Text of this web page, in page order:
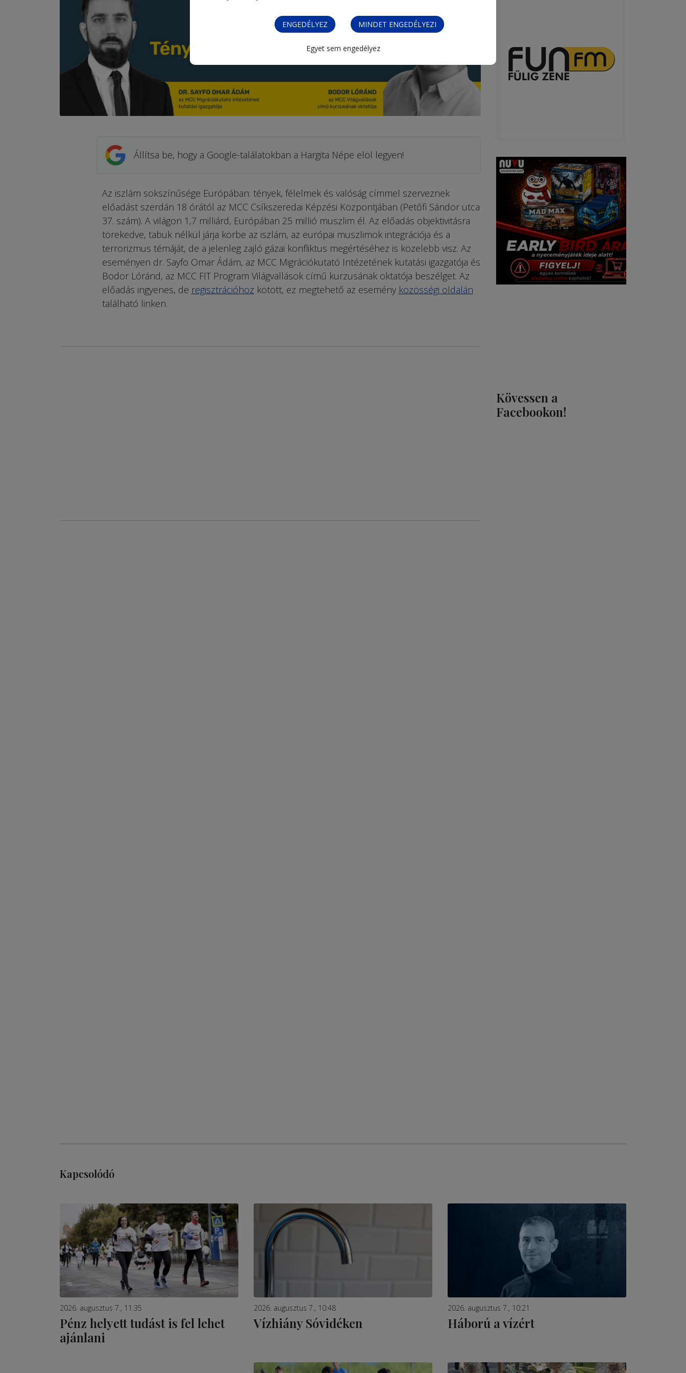
ENGEDÉLYEZ MINDET ENGEDÉLYEZI
Egyet sem engedélyez
Állítsa be, hogy a Google-találatokban a Hargita Népe elöl legyen!
Az iszlám sokszínűsége Európában: tények, félelmek és valóság címmel szerveznek
előadást szerdán 18 órától az MCC Csíkszeredai Képzési Központjában (Petőfi Sándor utca
37. szám). A világon 1,7 milliárd, Európában 25 millió muszlim él. Az előadás objektivitásra
törekedve, tabuk nélkül járja körbe az iszlám, az európai muszlimok integrációja és a
terrorizmus témáját, de a jelenleg zajló gázai konfliktus megértéséhez is közelebb visz. Az
eseményen dr. Sayfo Omar Ádám, az MCC Migrációkutató Intézetének kutatási igazgatója és
Bodor Lóránd, az MCC FIT Program Világvallások című kurzusának oktatója beszélget. Az
előadás ingyenes, de regisztrációhoz kötött, ez megtehető az esemény közösségi oldalán
található linken.
Kövessen a
Facebookon!
Kapcsolódó
2026. augusztus 7., 11:35
Pénz helyett tudást is fel lehet
ajánlani
2026. augusztus 7., 10:48
Vízhiány Sóvidéken
2026. augusztus 7., 10:21
Háború a vízért